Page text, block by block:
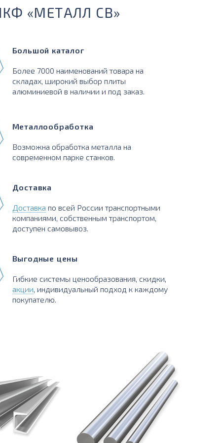
«МЕТАЛЛ СВ»
Большой каталог
Более 7000 наименований товара на
складах, широкий выбор плиты
алюминиевой в наличии и под заказ.
Металлообработка
Возможна обработка металла на
современном парке станков.
Доставка
Доставка по всей России транспортными
компаниями, собственным транспортом,
доступен самовывоз.
Выгодные цены
Гибкие системы ценообразования, скидки,
акции, индивидуальный подход к каждому
покупателю.